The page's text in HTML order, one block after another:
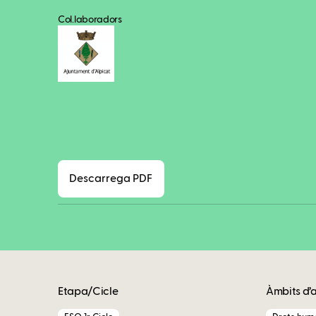
Col.laboradors
Descarrega PDF
Etapa/Cicle Àmbits